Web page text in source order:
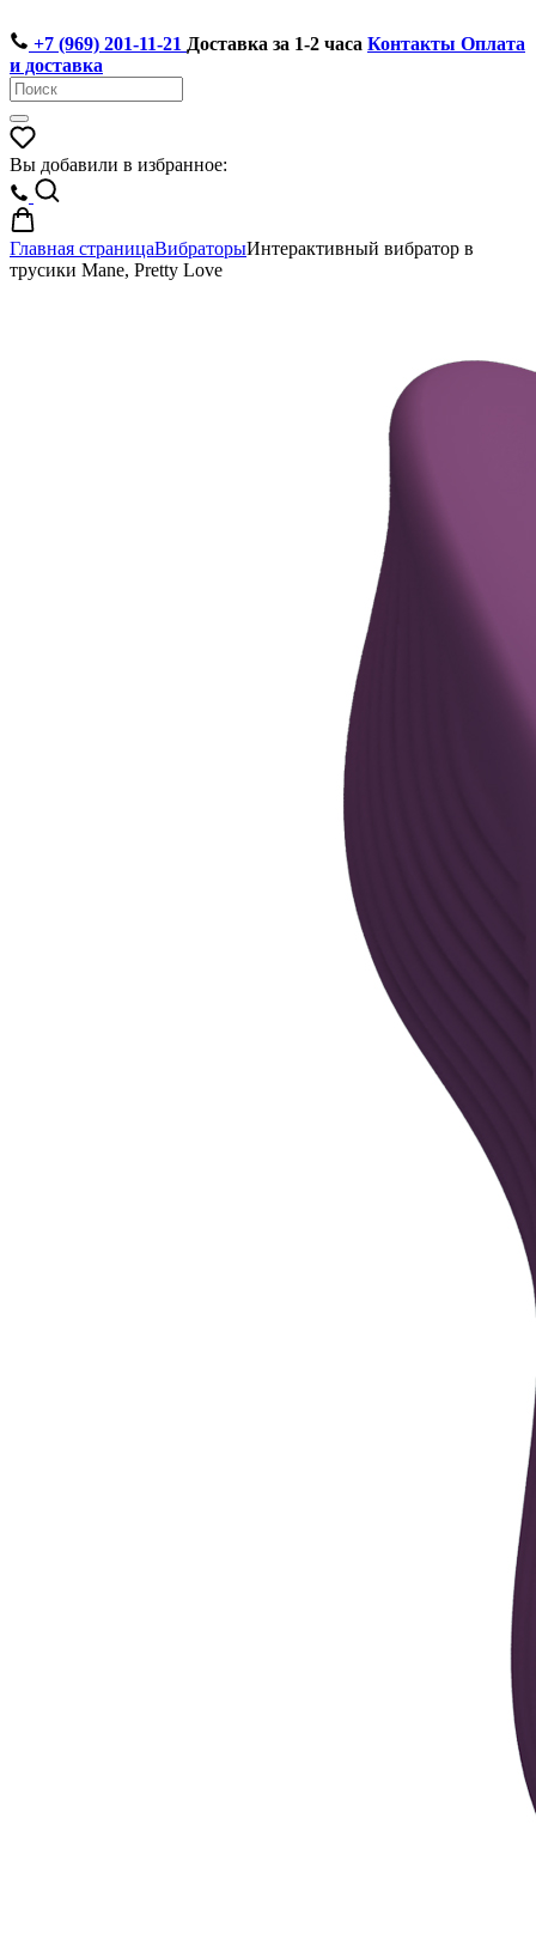
+7 (969) 201-11-21 Доставка за 1-2 часа Контакты Оплата
и доставка
Вы добавили в избранное:
Главная страницаВибраторыИнтерактивный вибратор в
трусики Mane, Pretty Love